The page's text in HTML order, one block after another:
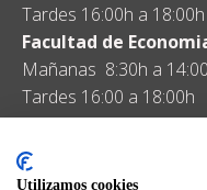
Tardes 16:00h a 18:00h
Facultad de
Mañanas 8:30h a
Tardes 16:00 a 18:00h
Utilizamos cookies